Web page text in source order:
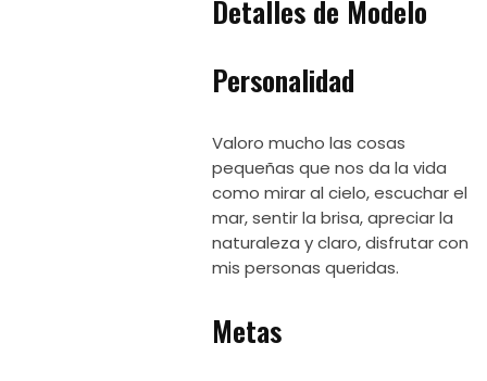
Detalles de Modelo
Personalidad
Valoro mucho las cosas
pequeñas que nos da la vida
como mirar al cielo, escuchar el
mar, sentir la brisa, apreciar la
naturaleza y claro, disfrutar con
mis personas queridas.
Metas